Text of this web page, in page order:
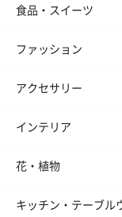
食品・スイーツ
ファッション
アクセサリー
インテリア
花・植物
キッチン・テーブル